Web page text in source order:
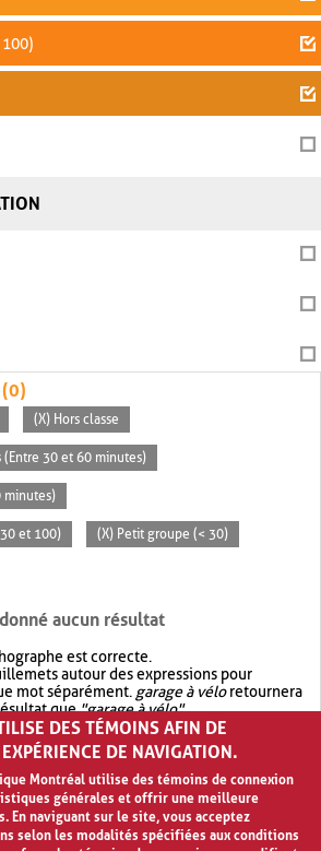
(0)
(X) Hors classe
30 et 60 minutes)
minutes)
et 100) (X) Petit groupe (< 30)
aucun résultat
est correcte.
autour des expressions pour
mot séparément. garage à véloretournera
que"garage à vélo".
votre recherche avec OR.garage OR vélo
plus de résultat quegarage à vélo
DES TÉMOINS AFIN DE
DE NAVIGATION.
Montréal utilise des témoins de connexion
générales et offrir une meilleure
En naviguant sur le site, vous acceptez
selon les modalités spécifiées aux conditions